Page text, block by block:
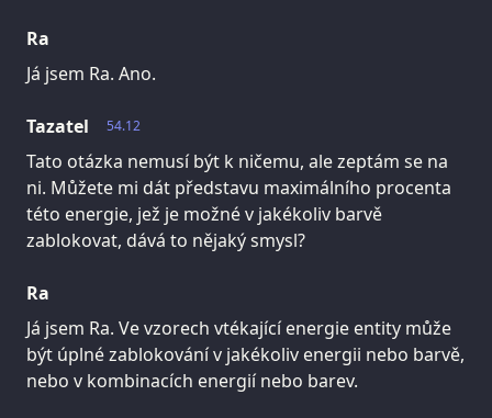
Ra
Já jsem Ra. Ano.
54.12
Tazatel
Tato otázka nemusí být k ničemu, ale zeptám se na
ni. Můžete mi dát představu maximálního procenta
této energie, jež je možné v jakékoliv barvě
zablokovat, dává to nějaký smysl?
Ra
Já jsem Ra. Ve vzorech vtékající energie entity může
být úplné zablokování v jakékoliv energii nebo barvě,
nebo v kombinacích energií nebo barev.